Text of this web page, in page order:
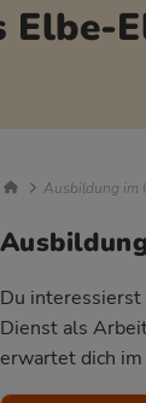
Elbe-
Ausbildung im
Du
Dienst als
erwartet dich